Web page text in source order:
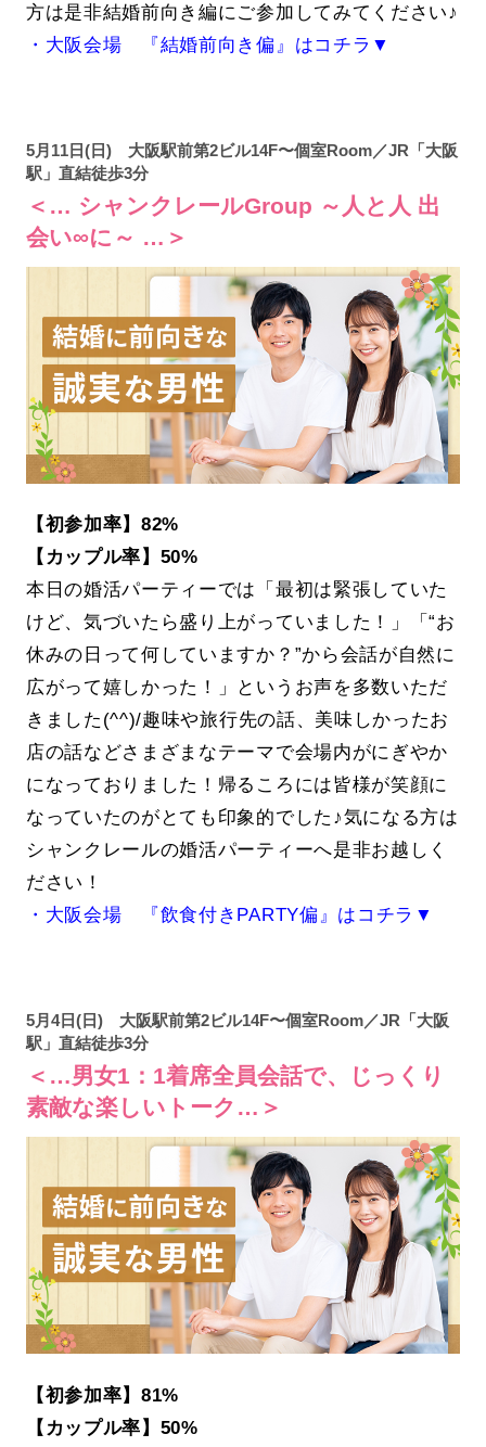
方は是非結婚前向き編にご参加してみてください♪
・大阪会場 『結婚前向き偏』はコチラ▼
5月11日(日) 大阪駅前第2ビル14F〜個室Room／JR「大阪
駅」直結徒歩3分
＜… シャンクレールGroup ～人と人 出
会い∞に～ …＞
【初参加率】82%
【カップル率】50%
本日の婚活パーティーでは「最初は緊張していた
けど、気づいたら盛り上がっていました！」「“お
休みの日って何していますか？”から会話が自然に
広がって嬉しかった！」というお声を多数いただ
きました(^^)/趣味や旅行先の話、美味しかったお
店の話などさまざまなテーマで会場内がにぎやか
になっておりました！帰るころには皆様が笑顔に
なっていたのがとても印象的でした♪気になる方は
シャンクレールの婚活パーティーへ是非お越しく
ださい！
・大阪会場 『飲食付きPARTY偏』はコチラ▼
5月4日(日) 大阪駅前第2ビル14F〜個室Room／JR「大阪
駅」直結徒歩3分
＜…男女1：1着席全員会話で、じっくり
素敵な楽しいトーク…＞
【初参加率】81%
【カップル率】50%